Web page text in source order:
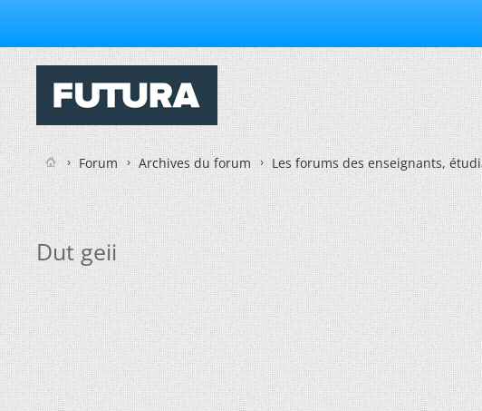
Forum Archives du forum Les forums des enseignants,
Dut geii